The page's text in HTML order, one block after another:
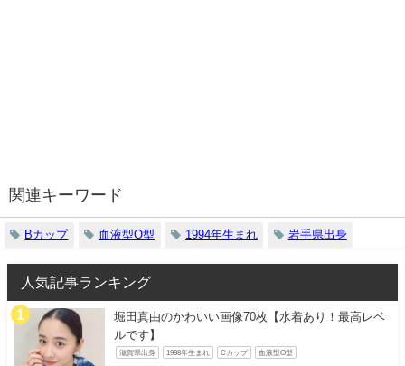
関連キーワード
Bカップ 血液型O型 1994年生まれ 岩手県出身
人気記事ランキング
堀田真由のかわいい画像70枚【水着あり！最高レベ
ルです】
滋賀県出身 1998年生まれ Cカップ 血液型O型